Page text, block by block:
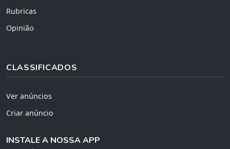
Rubricas
Opinião
CLASSIFICADOS
Ver anúncios
Criar anúncio
INSTALE A NOSSA APP